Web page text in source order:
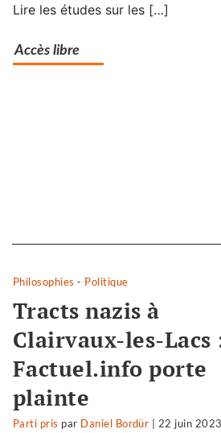
Lire les études sur les […]
Accès libre
Separateur
Philosophies - Politique
Tracts nazis à
Clairvaux-les-Lacs
Factuel.info porte
plainte
Parti pris par Daniel Bordür
22 juin 2023